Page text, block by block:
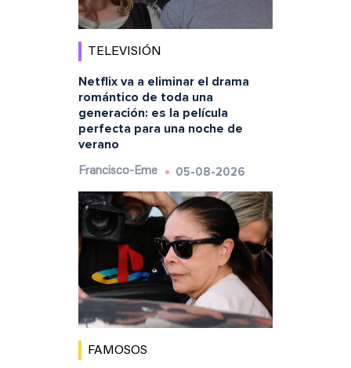
TELEVISIÓN
Netflix va a eliminar el drama
romántico de toda una
generación: es la película
perfecta para una noche de
verano
Francisco-Eme 05-08-2026
FAMOSOS